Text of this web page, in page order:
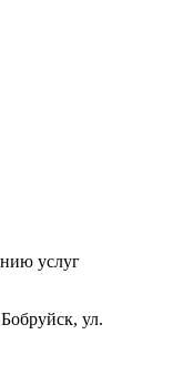
услуг
ул.